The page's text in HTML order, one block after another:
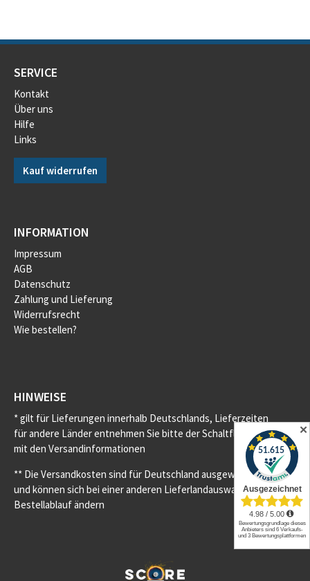
SERVICE
Kontakt
Über uns
Hilfe
Links
Kauf widerrufen
INFORMATION
Impressum
AGB
Datenschutz
Zahlung und Lieferung
Widerrufsrecht
Wie bestellen?
HINWEISE
* gilt für Lieferungen innerhalb Deutschlands, Lieferzeiten
für andere Länder entnehmen Sie bitte der Schaltfläche
mit den Versandinformationen
** Die Versandkosten sind für Deutschland ausgewiesen
und können sich bei einer anderen Lieferlandauswahl im
Bestellablauf ändern
✕